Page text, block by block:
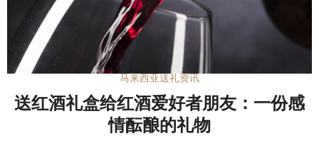
马来西亚送礼资讯
送红酒礼盒给红酒爱好者朋友：一份感
情酝酿的礼物